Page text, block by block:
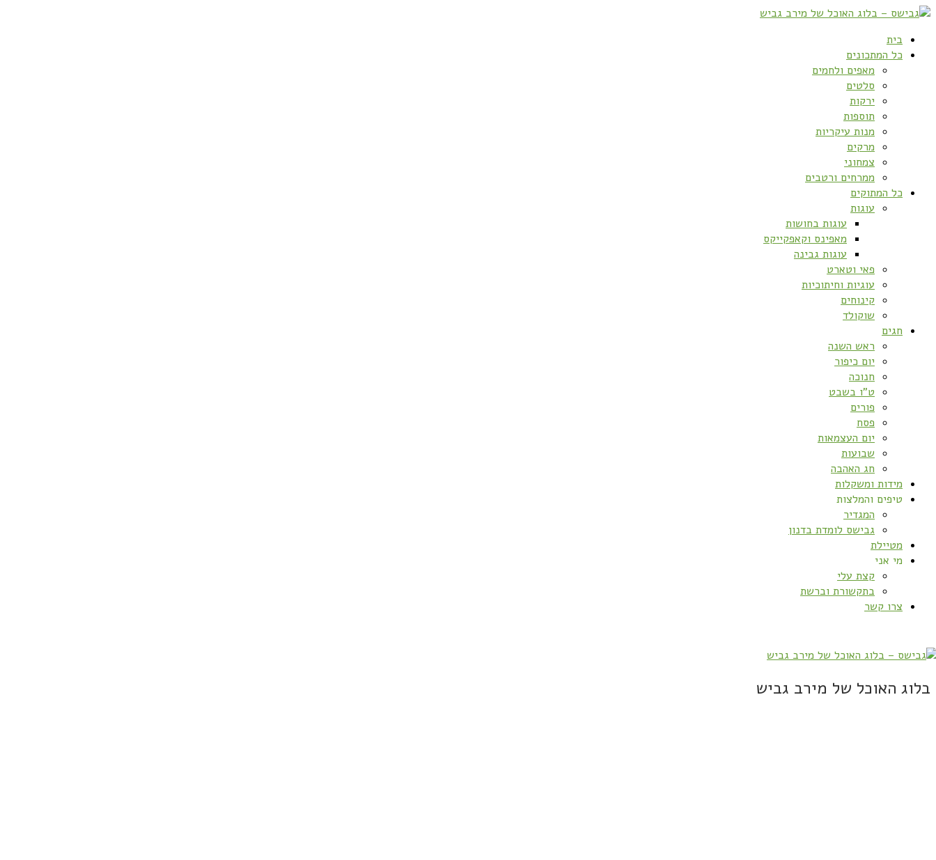
בית
כל המתכונים
מאפים ולחמים
סלטים
ירקות
תוספות
מנות עיקריות
מרקים
צמחוני
ממרחים ורטבים
כל המתוקים
עוגות
עוגות בחושות
מאפינס וקאפקייקס
עוגות גבינה
פאי וטארט
עוגיות וחיתוכיות
קינוחים
שוקולד
חגים
ראש השנה
יום כיפור
חנוכה
ט”ו בשבט
פורים
פסח
יום העצמאות
שבועות
חג האהבה
מידות ומשקלות
טיפים והמלצות
המגדיר
גבישס לומדת בדנון
מטיילת
מי אני
קצת עלי
בתקשורת וברשת
צרו קשר
בלוג האוכל של מירב גביש